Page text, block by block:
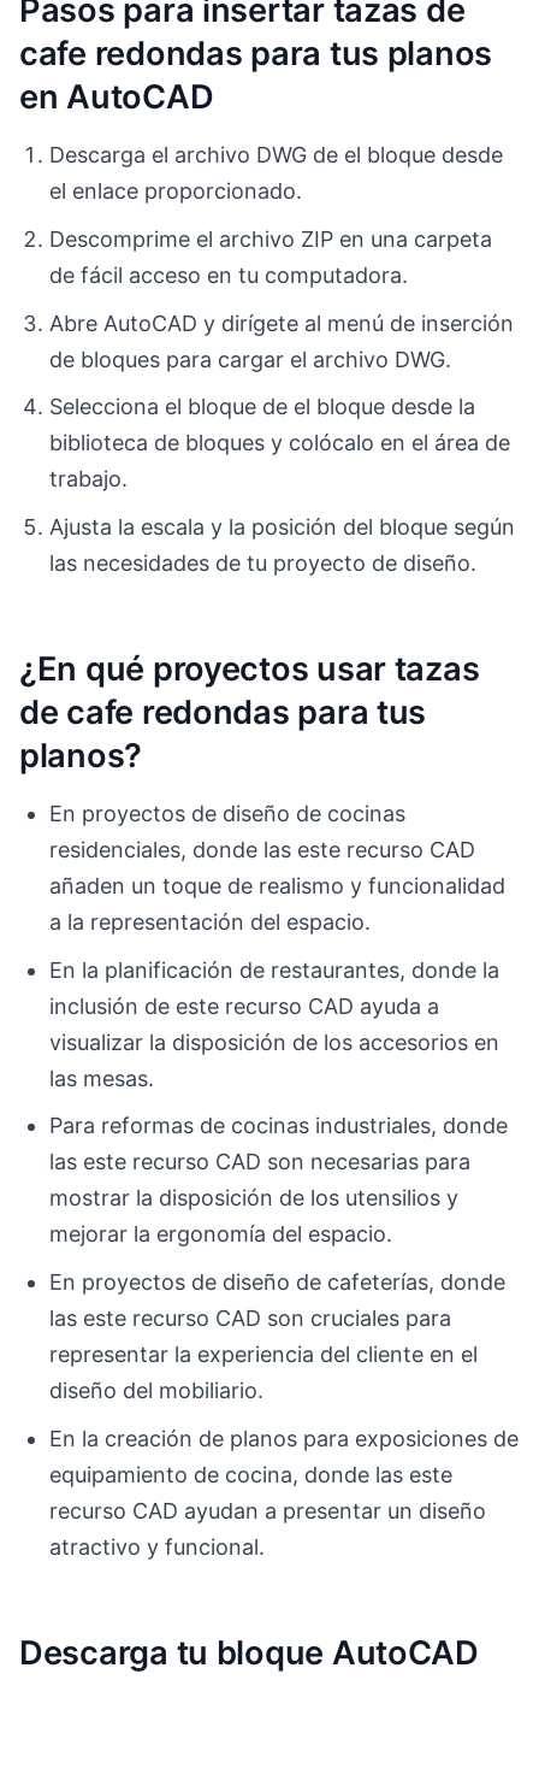
Pasos para insertar tazas de
cafe redondas para tus planos
en AutoCAD
Descarga el archivo DWG de el bloque desde
el enlace proporcionado.
Descomprime el archivo ZIP en una carpeta
de fácil acceso en tu computadora.
Abre AutoCAD y dirígete al menú de inserción
de bloques para cargar el archivo DWG.
Selecciona el bloque de el bloque desde la
biblioteca de bloques y colócalo en el área de
trabajo.
Ajusta la escala y la posición del bloque según
las necesidades de tu proyecto de diseño.
¿En qué proyectos usar tazas
de cafe redondas para tus
planos?
En proyectos de diseño de cocinas
residenciales, donde las este recurso CAD
añaden un toque de realismo y funcionalidad
a la representación del espacio.
En la planificación de restaurantes, donde la
inclusión de este recurso CAD ayuda a
visualizar la disposición de los accesorios en
las mesas.
Para reformas de cocinas industriales, donde
las este recurso CAD son necesarias para
mostrar la disposición de los utensilios y
mejorar la ergonomía del espacio.
En proyectos de diseño de cafeterías, donde
las este recurso CAD son cruciales para
representar la experiencia del cliente en el
diseño del mobiliario.
En la creación de planos para exposiciones de
equipamiento de cocina, donde las este
recurso CAD ayudan a presentar un diseño
atractivo y funcional.
Descarga tu bloque AutoCAD